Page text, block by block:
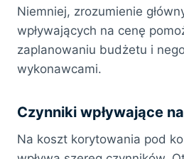
Niemniej, zrozumienie
wpływających na cenę
zaplanowaniu budżetu i
wykonawcami.
Czynniki wpływające
Na koszt korytowania pod